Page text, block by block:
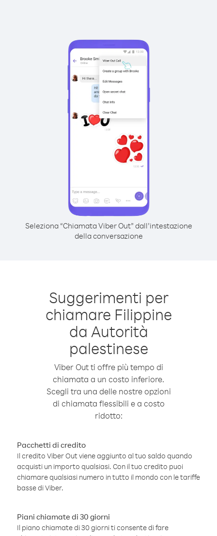
Seleziona “Chiamata Viber Out” dall’intestazione
della conversazione
Suggerimenti per
chiamare Filippine
da Autorità
palestinese
Viber Out ti offre più tempo di
chiamata a un costo inferiore.
Scegli tra una delle nostre opzioni
di chiamata flessibili e a costo
ridotto:
Pacchetti di credito
Il credito Viber Out viene aggiunto al tuo saldo quando
acquisti un importo qualsiasi. Con il tuo credito puoi
chiamare qualsiasi numero in tutto il mondo con le tariffe
basse di Viber.
Piani chiamate di 30 giorni
Il piano chiamate di 30 giorni ti consente di fare